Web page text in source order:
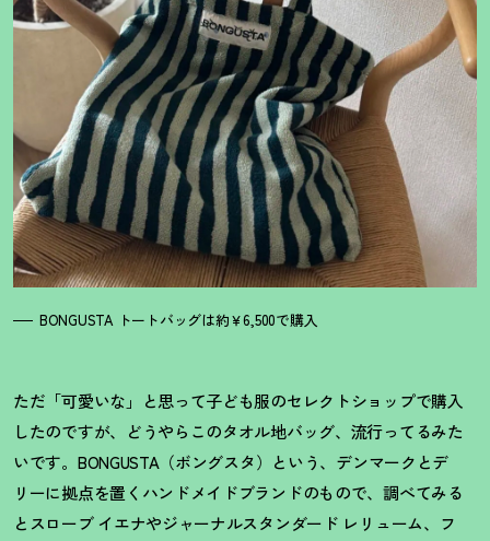
BONGUSTA トートバッグは約￥6,500で購入
ただ「可愛いな」と思って子ども服のセレクトショップで購入
したのですが、どうやらこのタオル地バッグ、流行ってるみた
いです。BONGUSTA（ボングスタ）という、デンマークとデ
リーに拠点を置くハンドメイドブランドのもので、調べてみる
とスローブ イエナやジャーナルスタンダード レリューム、フ